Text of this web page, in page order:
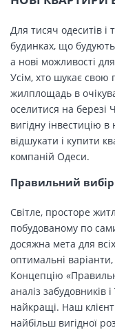
Для тисяч одеситів
будинках, що
а нові можливості
Усім, хто шукає
жилплощадь в
оселитися на березі
вигідну інвестицію
відшукати і купити
компаній Одеси.
Правильний вибір
Світле, просторе
побудованому по
досяжна мета для
оптимальні
Концепцію
аналіз забудовників
найкращі. Наш
найбільш вигідної